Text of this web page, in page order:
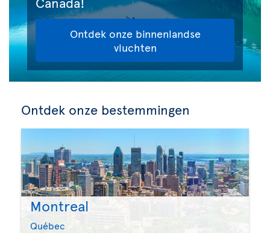
Ontdek onze binnenlandse
vluchten
Ontdek onze bestemmingen
Montreal
Québec